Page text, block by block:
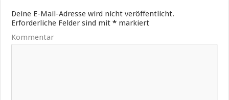
Deine E-Mail-Adresse wird nicht veröffentlicht.
Erforderliche Felder sind mit* markiert
Kommentar